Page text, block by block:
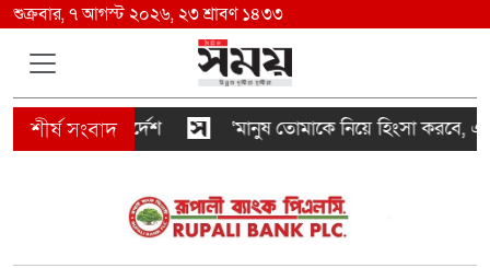
শুক্রবার, ৭ আগস্ট ২০২৬, ২৩ শ্রাবণ ১৪৩৩
নির্দেশ ‘মানুষ তোমাকে নিয়ে হিংসা করবে, এটাই